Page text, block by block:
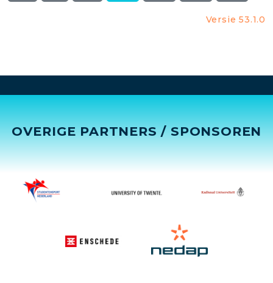
Versie 53.1.0
OVERIGE PARTNERS / SPONSOREN